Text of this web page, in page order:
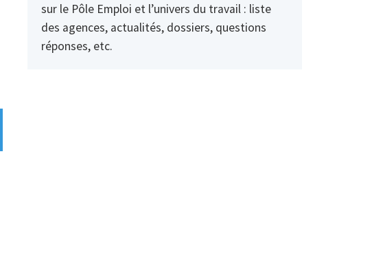
sur le Pôle Emploi et l’univers du travail : liste
des agences, actualités, dossiers, questions
réponses, etc.